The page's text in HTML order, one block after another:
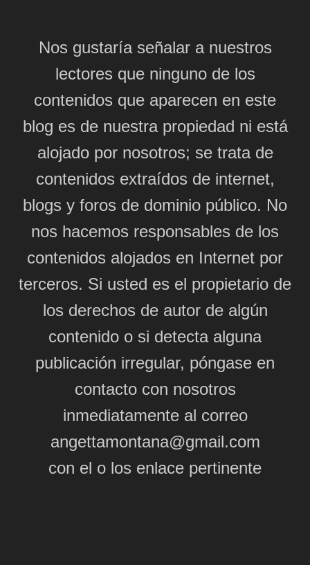
Nos gustaría señalar a nuestros
lectores que ninguno de los
contenidos que aparecen en este
blog es de nuestra propiedad ni está
alojado por nosotros; se trata de
contenidos extraídos de internet,
blogs y foros de dominio público. No
nos hacemos responsables de los
contenidos alojados en Internet por
terceros. Si usted es el propietario de
los derechos de autor de algún
contenido o si detecta alguna
publicación irregular, póngase en
contacto con nosotros
inmediatamente al correo
angettamontana@gmail.com
con el o los enlace pertinente